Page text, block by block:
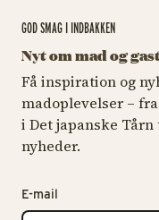
GOD SMAG I INDBAKKEN
Nyt om mad og
Få inspiration og
madoplevelser –
i Det japanske
nyheder.
E-mail